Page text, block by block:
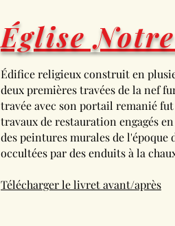
Église
Édifice religieux construit en
deux premières travées de la nef
travée avec son portail remanié
travaux de restauration engagés
des peintures murales de
occultées par des enduits à la
Télécharger le livret avant/après